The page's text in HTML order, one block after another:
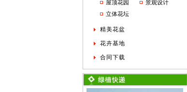
屋顶花园
景观设计
立体花坛
精美花盆
花卉基地
合同下载